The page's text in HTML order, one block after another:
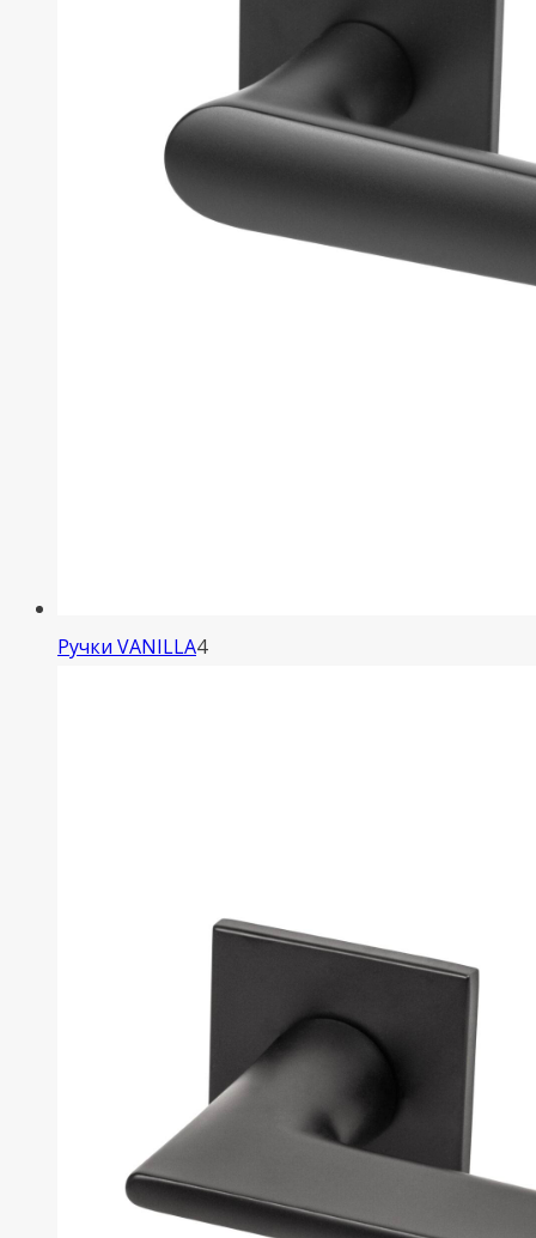
Ручки VANILLA44